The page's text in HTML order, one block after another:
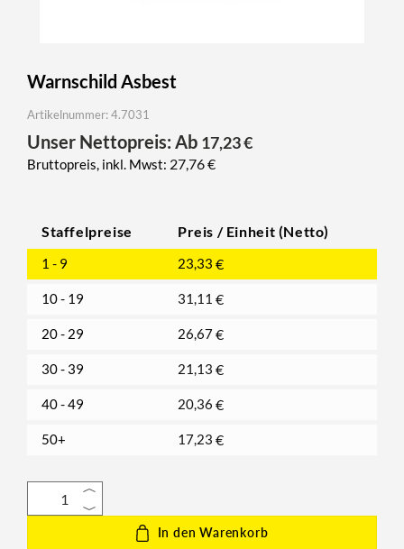
Warnschild Asbest
Artikelnummer: 4.7031
Unser Nettopreis: Ab 17,23€
Bruttopreis, inkl. Mwst: 27,76€
Staffelpreise Preis / Einheit (Netto)
1 - 9 23,33 €
10 - 19 31,11 €
20 - 29 26,67€
30 - 39 21,13 €
40 - 49 20,36 €
50+ 17,23 €
In den Warenkorb